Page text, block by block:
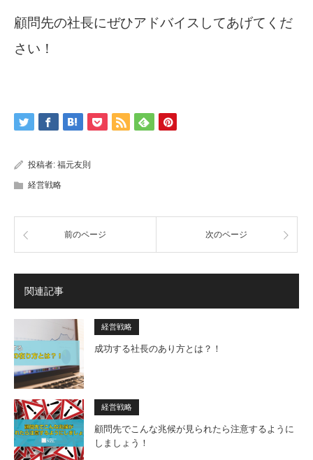
顧問先の社長にぜひアドバイスしてあげてくだ
さい！
投稿者: 福元友則
経営戦略
前のページ 次のページ
関連記事
経営戦略
成功する社長のあり方とは？！
経営戦略
顧問先でこんな兆候が見られたら注意するように
しましょう！